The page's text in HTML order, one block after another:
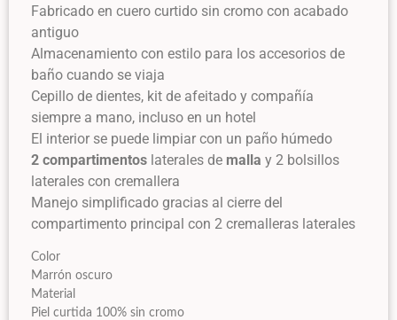
Fabricado en cuero curtido sin cromo con acabado
antiguo
Almacenamiento con estilo para los accesorios de
baño cuando se viaja
Cepillo de dientes, kit de afeitado y compañía
siempre a mano, incluso en un hotel
El interior se puede limpiar con un paño húmedo
2 compartimentos laterales de malla y 2 bolsillos
laterales con cremallera
Manejo simplificado gracias al cierre del
compartimento principal con 2 cremalleras laterales
Color
Marrón oscuro
Material
Piel curtida 100% sin cromo